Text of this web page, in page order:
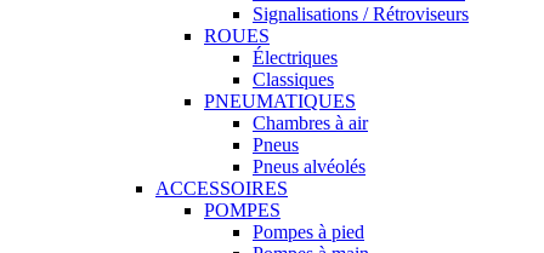
Signalisations / Rétroviseurs
ROUES
Électriques
Classiques
PNEUMATIQUES
Chambres à air
Pneus
Pneus alvéolés
ACCESSOIRES
POMPES
Pompes à pied